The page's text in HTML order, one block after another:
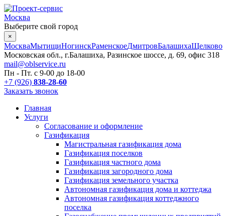
Москва
Выберите свой город
×
МоскваМытищиНогинскРаменскоеДмитровБалашихаЩелково
Московская обл., г.Балашиха, Разинское шоссе, д. 69, офис 318
mail@oblservice.ru
Пн - Пт. с 9-00 до 18-00
+7 (926) 838-28-60
Заказать звонок
Главная
Услуги
Согласование и оформление
Газификация
Магистральная газификация дома
Газификация поселков
Газификация частного дома
Газификация загородного дома
Газификация земельного участка
Автономная газификация дома и коттеджа
Автономная газификация коттеджного
поселка